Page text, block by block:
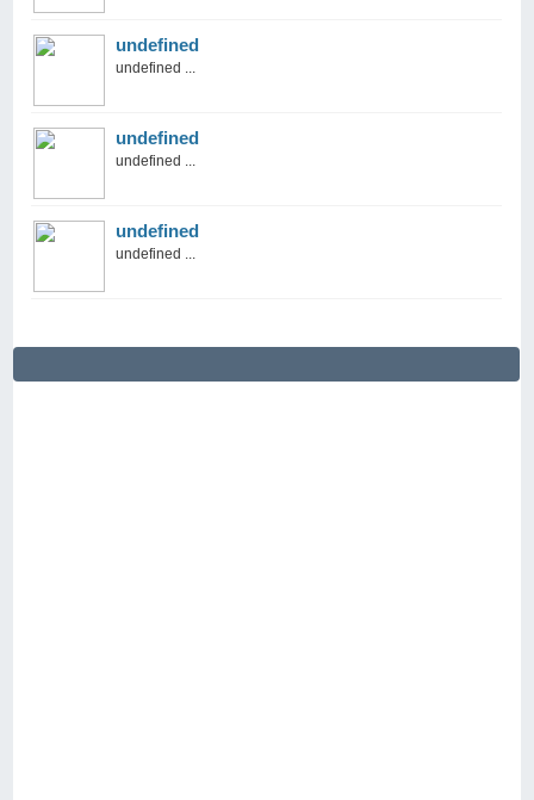
undefined
undefined ...
undefined
undefined ...
undefined
undefined ...